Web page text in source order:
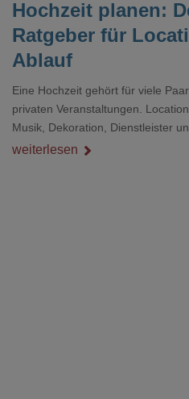
Hochzeit planen:
Ratgeber für
Ablauf
Eine Hochzeit gehört für viele
privaten Veranstaltungen.
Musik, Dekoration, Dienstleister
zusammenpassen, damit der Tag
weiterlesen